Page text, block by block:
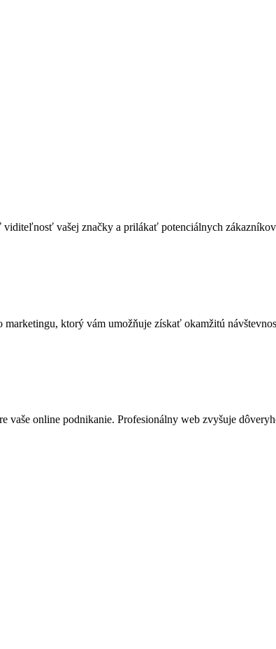
vašej značky a prilákať potenciálnych
ktorý vám umožňuje získať okamžitú
vaše online podnikanie. Profesionálny web zvyšuje